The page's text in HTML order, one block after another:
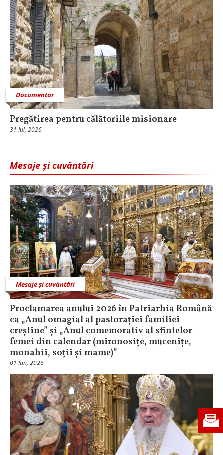
Documentar
Pregătirea pentru călătoriile misionare
31 Iul, 2026
Mesaje și cuvântări
Mesaje și cuvântări
Proclamarea anului 2026 în Patriarhia Română
ca „Anul omagial al pastorației familiei
creștine” și „Anul comemorativ al sfintelor
femei din calendar (mironosițe, mucenițe,
monahii, soții și mame)”
01 Ian, 2026